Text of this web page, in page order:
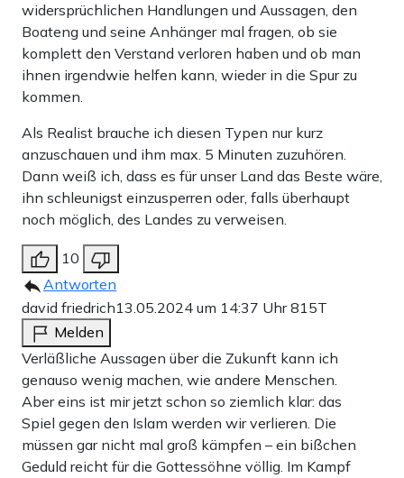
widersprüchlichen Handlungen und Aussagen, den
Boateng und seine Anhänger mal fragen, ob sie
komplett den Verstand verloren haben und ob man
ihnen irgendwie helfen kann, wieder in die Spur zu
kommen.
Als Realist brauche ich diesen Typen nur kurz
anzuschauen und ihm max. 5 Minuten zuzuhören.
Dann weiß ich, dass es für unser Land das Beste wäre,
ihn schleunigst einzusperren oder, falls überhaupt
noch möglich, des Landes zu verweisen.
10
Antworten
david friedrich13.05.2024 um 14:37 Uhr815T
Melden
Verläßliche Aussagen über die Zukunft kann ich
genauso wenig machen, wie andere Menschen.
Aber eins ist mir jetzt schon so ziemlich klar: das
Spiel gegen den Islam werden wir verlieren. Die
müssen gar nicht mal groß kämpfen – ein bißchen
Geduld reicht für die Gottessöhne völlig. Im Kampf